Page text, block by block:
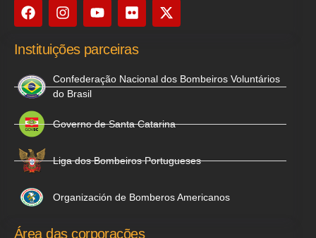
Instituições parceiras
Confederação Nacional dos Bombeiros Voluntários
do Brasil
Governo de Santa Catarina
Liga dos Bombeiros Portugueses
Organización de Bomberos Americanos
Área das corporações